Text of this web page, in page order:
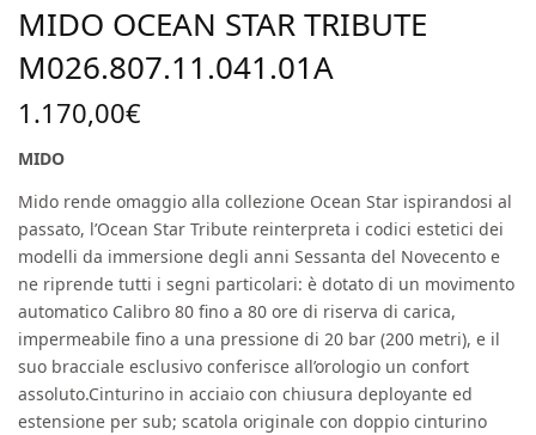
MIDO OCEAN STAR TRIBUTE
M026.807.11.041.01A
1.170,00€
MIDO
Mido rende omaggio alla collezione Ocean Star ispirandosi al
passato, l’Ocean Star Tribute reinterpreta i codici estetici dei
modelli da immersione degli anni Sessanta del Novecento e
ne riprende tutti i segni particolari: è dotato di un movimento
automatico Calibro 80 fino a 80 ore di riserva di carica,
impermeabile fino a una pressione di 20 bar (200 metri), e il
suo bracciale esclusivo conferisce all’orologio un confort
assoluto.Cinturino in acciaio con chiusura deployante ed
estensione per sub; scatola originale con doppio cinturino